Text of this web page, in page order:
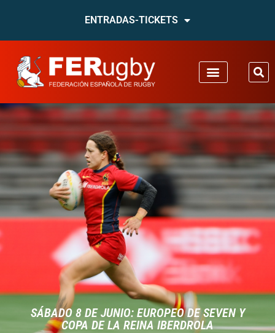
ENTRADAS-TICKETS
SÁBADO 8 DE JUNIO: EUROPEO DE SEVEN Y
COPA DE LA REINA IBERDROLA